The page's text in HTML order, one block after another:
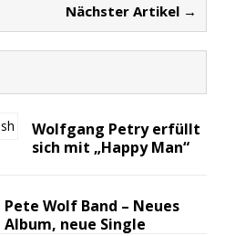
Nächster Artikel →
Wolfgang Petry erfüllt
sich mit „Happy Man“
Pete Wolf Band – Neues
Album, neue Single